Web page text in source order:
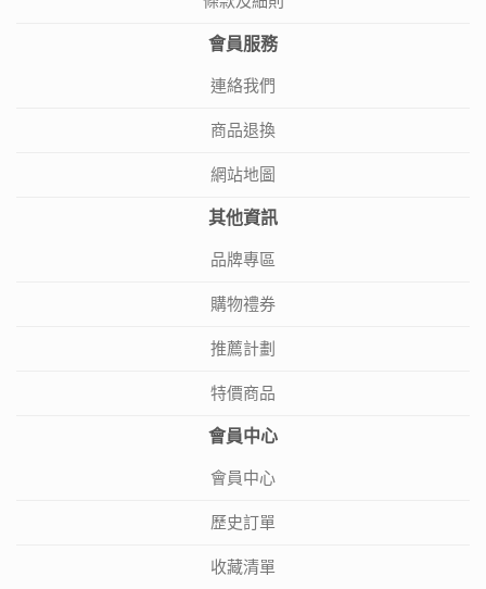
會員服務
連絡我們
商品退換
網站地圖
其他資訊
品牌專區
購物禮券
推薦計劃
特價商品
會員中心
會員中心
歷史訂單
收藏清單